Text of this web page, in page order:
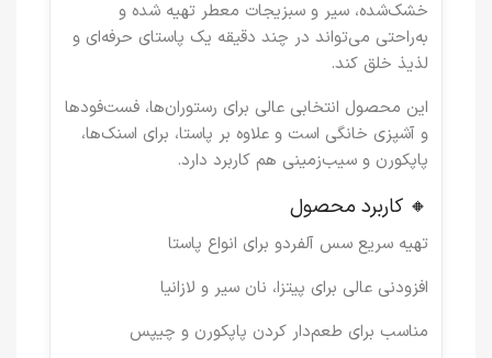
خشک‌شده، سیر و سبزیجات معطر تهیه شده و
به‌راحتی می‌تواند در چند دقیقه یک پاستای حرفه‌ای و
لذیذ خلق کند.
این محصول انتخابی عالی برای رستوران‌ها، فست‌فودها
و آشپزی خانگی است و علاوه بر پاستا، برای اسنک‌ها،
پاپکورن و سیب‌زمینی هم کاربرد دارد.
🔸 کاربرد محصول
تهیه سریع سس آلفردو برای انواع پاستا
افزودنی عالی برای پیتزا، نان سیر و لازانیا
مناسب برای طعم‌دار کردن پاپکورن و چیپس